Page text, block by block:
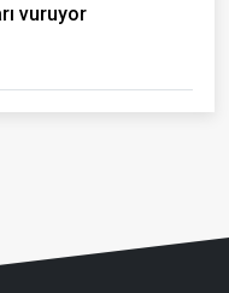
vuruyor